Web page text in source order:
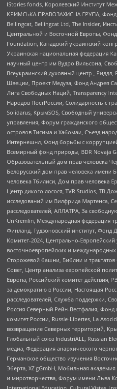
IStories fonds, Королевский Институт
КРИМСЬКА ПРАВОЗАХИСНА ГРУПА, Фонд
Bellingcat, Bellingcat Ltd, The Insider,
Центральной и Восточной Европы,
Foundation, Канадский украинский
Украинская национальная федерация
научный центр им Вудро Вильсона,
Всеукраинский духовный центр , Риддл,
Швеции, Проект Медуза, Фонд Андрея
Лига Свободных Наций, Transparеncy
Народов ПостРоссии, Солидарность с
Solidarus, КрымSOS, Свободный
управления, Форум гражданского
островов Тисима и Хабомаи, Съезд
Интернешнл, Фонд борьбы с коррупцией
Всемирный фонд природы, BDR Novaja
Образовательный дом прав человека
Белорусский дом прав человека имени
человека Тбилиси, Дом прав человека
Центр дикого лосося, TVR Studios, ТВ
исследований им Вилфрида Мартенса,
расследователей, АЛЛАТРА, За
UnKremlin, Международная федерация
Финланд, Гудзоновский институт, Фонд
Комитет-2024, Центрально-Европейский
восточноевропейских и
Сторожевой башни, Библии и трактатов
Совет, Центр анализа европейской
Европа, Российский комитет действия,
за демократию в России, Настоящая
расследователей, Служба поддержки,
Россия Северный Рейн-Вестфалия,
комитет России, Russie-Libertes, La
возвращение Северных территорий,
Глобальный союз IndustriALL, Russian
медиа, Федерация анархического
Германское общество изучения
Эберта, XZ gGmbH, Мобильная
и миротворчества, Форум имени Льва